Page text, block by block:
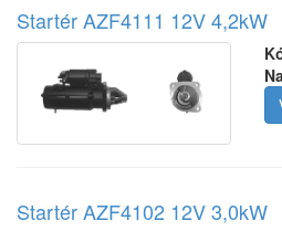
Startér AZF4111 12V 4,2kW
Startér AZF4102 12V 3,0kW